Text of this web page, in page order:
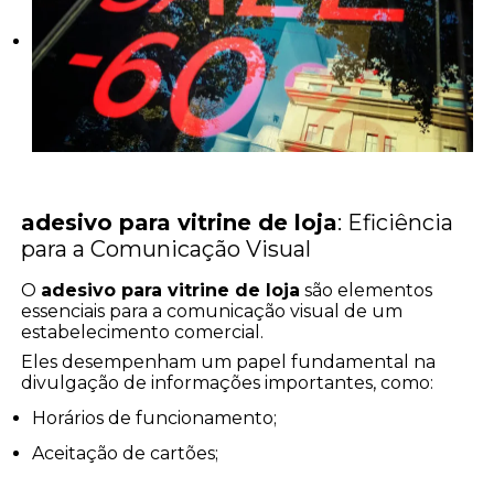
adesivo para vitrine de loja: Eficiência
para a Comunicação Visual
O adesivo para vitrine de loja são elementos
essenciais para a comunicação visual de um
estabelecimento comercial.
Eles desempenham um papel fundamental na
divulgação de informações importantes, como:
Horários de funcionamento;
Aceitação de cartões;